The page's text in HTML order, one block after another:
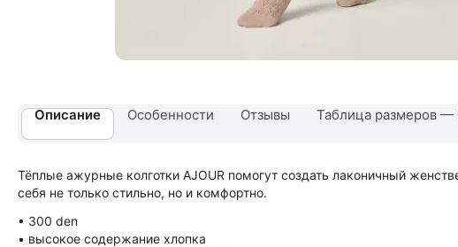
Описание Особенности Отзывы Таблица размеров —
Тёплые ажурные колготки AJOUR помогут создать лаконичный
себя не только стильно, но и комфортно.
• 300 den
• высокое содержание хлопка